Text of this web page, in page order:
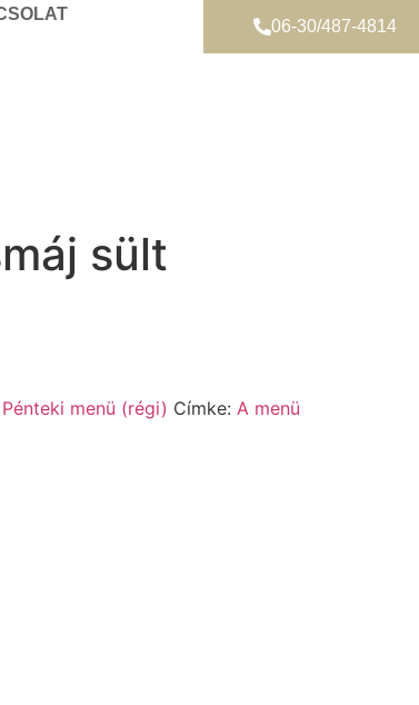
06-30/487-4814
sült
Pénteki menü (régi) Címke: A menü